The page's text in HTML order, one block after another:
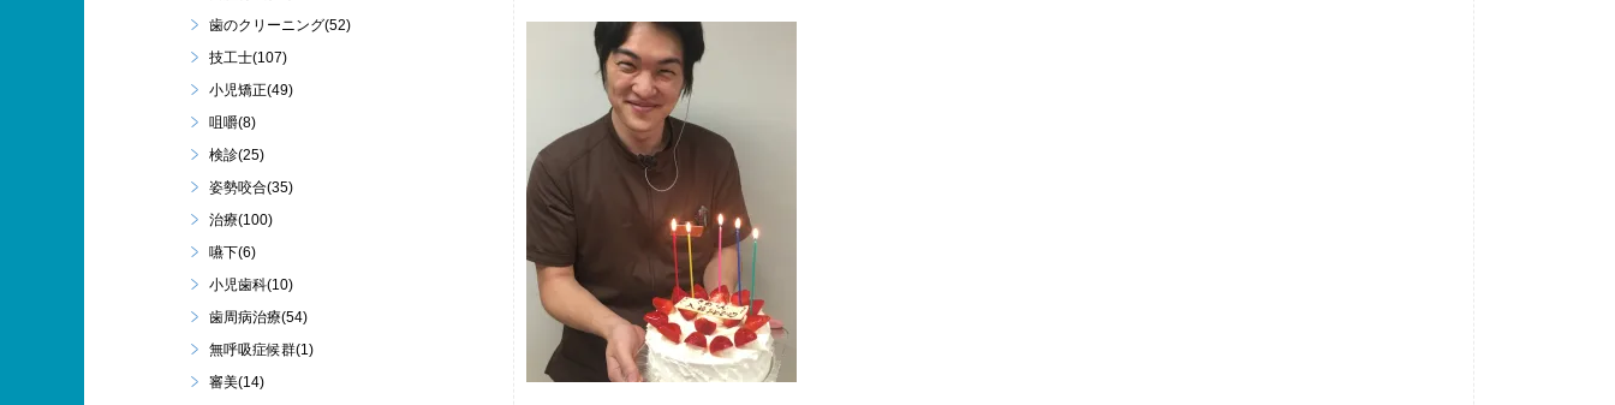
歯のクリーニング(52)
技工士(107)
小児矯正(49)
咀嚼(8)
検診(25)
姿勢咬合(35)
治療(100)
嚥下(6)
小児歯科(10)
歯周病治療(54)
無呼吸症候群(1)
審美(14)